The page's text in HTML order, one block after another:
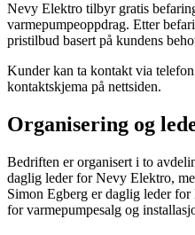
Nevy Elektro tilbyr gratis
varmepumpeoppdrag. Etter
pristilbud basert på kundens
Kunder kan ta kontakt via
kontaktskjema på nettsiden.
Organisering og
Bedriften er organisert i to
daglig leder for Nevy Elektro,
Simon Egberg er daglig leder
for varmepumpesalg og